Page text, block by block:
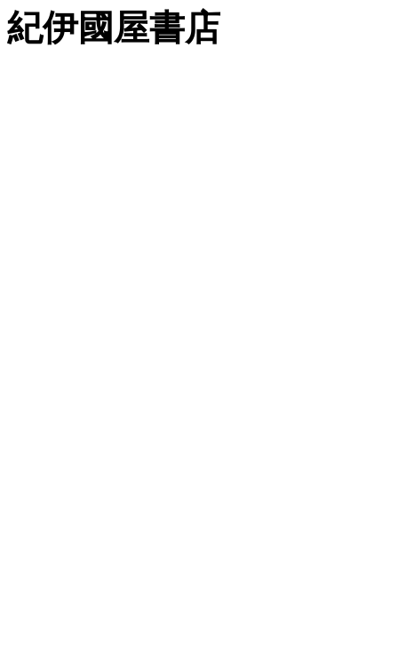
紀伊國屋書店